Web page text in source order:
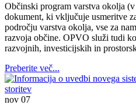
Občinski program varstva okolja
dokument, ki vključuje usmeritve
področju varstva okolja, vse za
razvoja občine. OPVO služi tudi
razvojnih, investicijskih in
Preberite več...
nov 07